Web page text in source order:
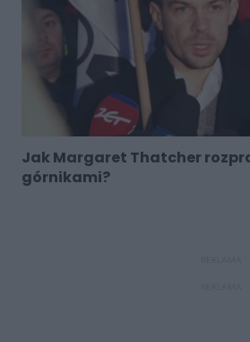
Jak Margaret Thatcher
górnikami?